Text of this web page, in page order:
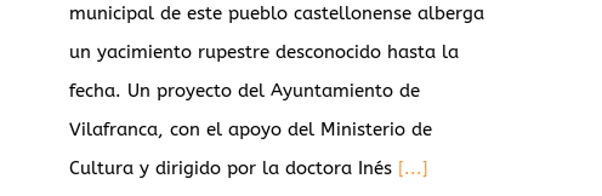
municipal de este pueblo castellonense alberga
un yacimiento rupestre desconocido hasta la
fecha. Un proyecto del Ayuntamiento de
Vilafranca, con el apoyo del Ministerio de
Cultura y dirigido por la doctora Inés [...]